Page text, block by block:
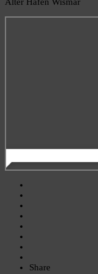
Alter Hafen Wismar
Share